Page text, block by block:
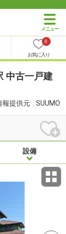
0
お気に入り
中古一戸建
報提供元 SUUMO
設備